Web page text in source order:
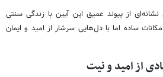
از پیوند عمیق این آیین با زندگی سنتی
ساده اما با دل‌هایی سرشار از امید و ایمان
از امید و نیت